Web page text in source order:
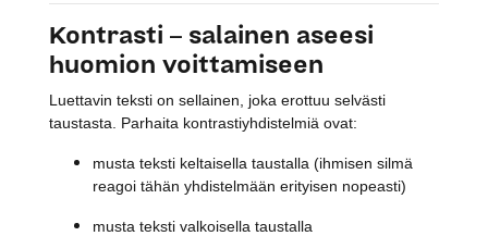
Kontrasti – salainen aseesi
huomion voittamiseen
Luettavin teksti on sellainen, joka erottuu selvästi
taustasta. Parhaita kontrastiyhdistelmiä ovat:
musta teksti keltaisella taustalla (ihmisen silmä
reagoi tähän yhdistelmään erityisen nopeasti)
musta teksti valkoisella taustalla